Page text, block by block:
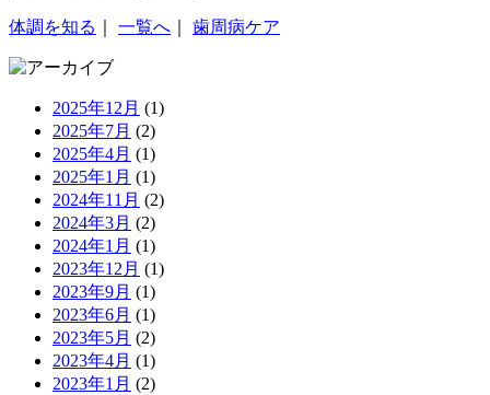
体調を知る 一覧へ 歯周病ケア
2025年12月 (1)
2025年7月 (2)
2025年4月 (1)
2025年1月 (1)
2024年11月 (2)
2024年3月 (2)
2024年1月 (1)
2023年12月 (1)
2023年9月 (1)
2023年6月 (1)
2023年5月 (2)
2023年4月 (1)
2023年1月 (2)